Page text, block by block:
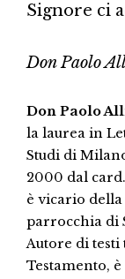
Signore ci
Don Paolo
Don Paolo
la laurea in
Studi di
2000 dal
è vicario
parrocchia di
Autore di testi
Testamento,